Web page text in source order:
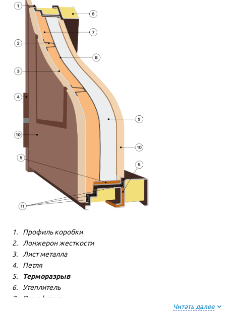
Профиль коробки
Лонжерон жесткости
Лист металла
Петля
Терморазрыв
Утеплитель
Пенофлекс
Читать далее